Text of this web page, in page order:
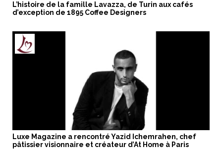
L’histoire de la famille Lavazza, de Turin aux cafés
d’exception de 1895 Coffee Designers
Luxe Magazine a rencontré Yazid Ichemrahen, chef
pâtissier visionnaire et créateur d’At Home à Paris